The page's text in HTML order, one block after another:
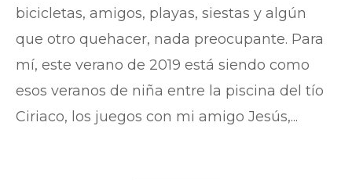
bicicletas, amigos, playas, siestas y algún
que otro quehacer, nada preocupante. Para
mí, este verano de 2019 está siendo como
esos veranos de niña entre la piscina del tío
Ciriaco, los juegos con mi amigo Jesús,...